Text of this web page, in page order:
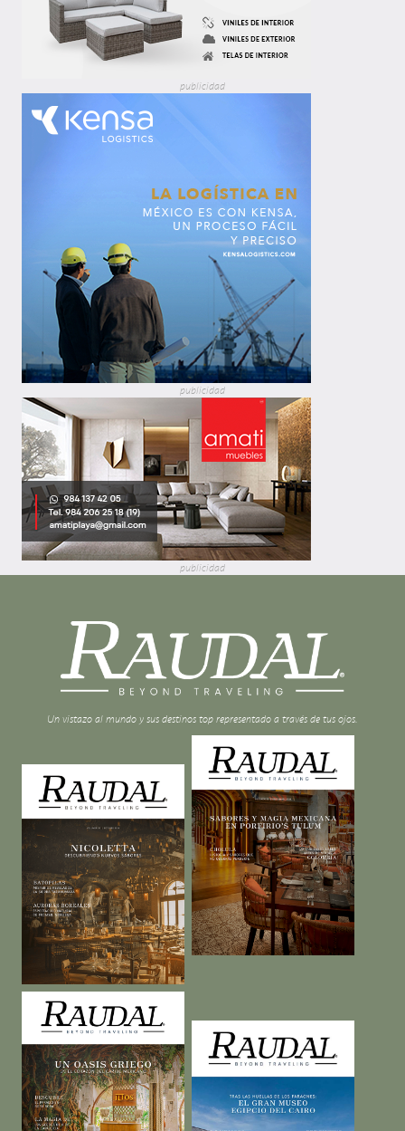
publicidad
publicidad
publicidad
Un vistazo al mundo y sus destinos top representado a través de tus ojos.